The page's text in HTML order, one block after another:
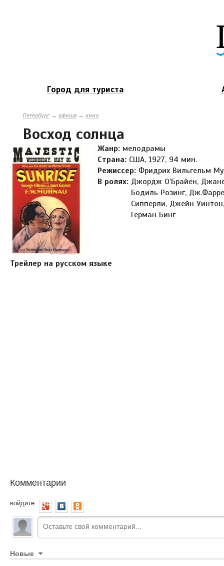
Город для туриста
Петербург→ афиша → кино
Восход солнца
Жанр: мелодрамы
Страна: США, 1927, 94 мин.
Режиссер: Фридрих Вильгельм
В ролях: Джордж О’Брайен,
Бодиль Розинг,
Сипперли, Джейн
Герман Бинг
Трейлер на русском языке
Комментарии
войдите
Новые